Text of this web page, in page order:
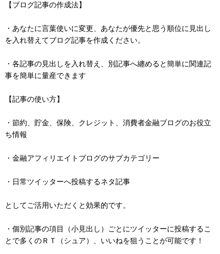
【ブログ記事の作成法】
・あなたに言葉使いに変更、あなたが優先と思う順位に見出し
を入れ替えてブログ記事を作成ください。
・各記事の見出しを入れ替え、別記事へ纏めると簡単に関連記
事を簡単に量産できます
【記事の使い方】
・節約、貯金、保険、クレジット、消費者金融ブログのお役立
ち情報
・金融アフィリエイトブログのサブカテゴリー
・日常ツイッターへ投稿するネタ記事
としてご活用いただくと効果的です。
・個別記事の項目（小見出し）ごとにツイッターに投稿するこ
とで多くのＲＴ（シュア）、いいねを狙うことが可能です！